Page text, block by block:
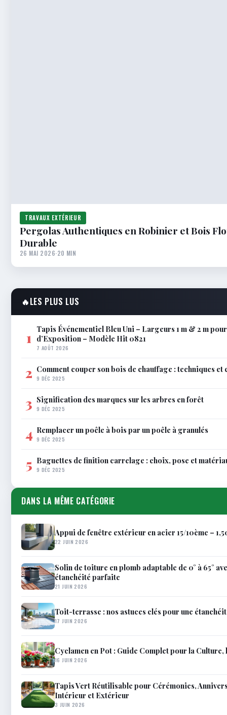
TRAVAUX EXTÉRIEUR
Pergolas Authentiques en Robinier et Bois
Durable
26 MAI 2026·20 MIN
🔥LES PLUS LUS
1
Tapis Événementiel Bleu Uni – Largeurs 1 m & 2 m
d’Exposition – Modèle Hit 0821
7 AOÛT 2026
2 Comment couper son bois de chauffage : techniques et
9 DÉC 2025
3 Signification des marques sur les arbres en forêt
9 DÉC 2025
4 Remplacer un poêle à bois par un poêle à granulés
9 DÉC 2025
5 Baguettes de finition carrelage : choix, pose et
9 DÉC 2025
DANS LA MÊME CATÉGORIE
Appui de fenêtre extérieur en acier 15/10ème –
22 JUIN 2026
Solin de toiture en plomb adaptable de 0° à 65°
étanchéité parfaite
21 JUIN 2026
Toit-terrasse : nos astuces clés pour une
17 JUIN 2026
Cyclamen en Pot : Guide Complet pour la
16 JUIN 2026
Tapis Vert Réutilisable pour Cérémonies,
Intérieur et Extérieur
3 JUIN 2026